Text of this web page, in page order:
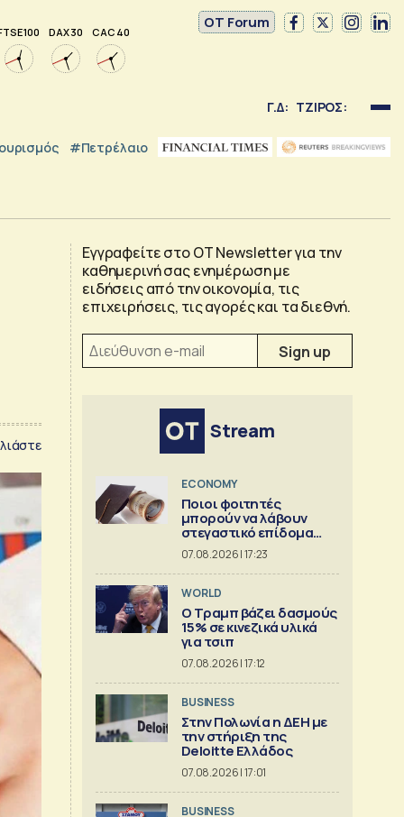
100 DAX 30 CAC 40
OT Forum
Γ.Δ: ΤΖΙΡΟΣ:
#Πετρέλαιο
Εγγραφείτε στο OT Newsletter για την
καθημερινή σας ενημέρωση με
ειδήσεις από την οικονομία, τις
επιχειρήσεις, τις αγορές και τα διεθνή.
Stream
ECONOMY
Ποιοι φοιτητές
μπορούν να λάβουν
στεγαστικό επίδομα
εως 2.500 ευρώ
07.08.2026 | 17:23
WORLD
Ο Τραμπ βάζει δασμούς
15% σε κινεζικά υλικά
για τσιπ
07.08.2026 | 17:12
BUSINESS
Στην Πολωνία η ΔΕΗ με
την στήριξη της
Deloitte Ελλάδος
07.08.2026 | 17:01
BUSINESS